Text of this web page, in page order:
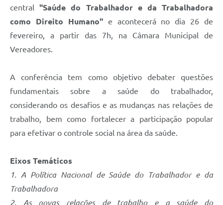
central "Saúde do Trabalhador e da Trabalhadora
como Direito Humano"e acontecerá no dia 26 de
fevereiro, a partir das 7h, na Câmara Municipal de
Vereadores.
A conferência tem como objetivo debater questões
fundamentais sobre a saúde do trabalhador,
considerando os desafios e as mudanças nas relações de
trabalho, bem como fortalecer a participação popular
para efetivar o controle social na área da saúde.
Eixos Temáticos
1. A Política Nacional de Saúde do Trabalhador e da
Trabalhadora
2. As novas relações de trabalho e a saúde do